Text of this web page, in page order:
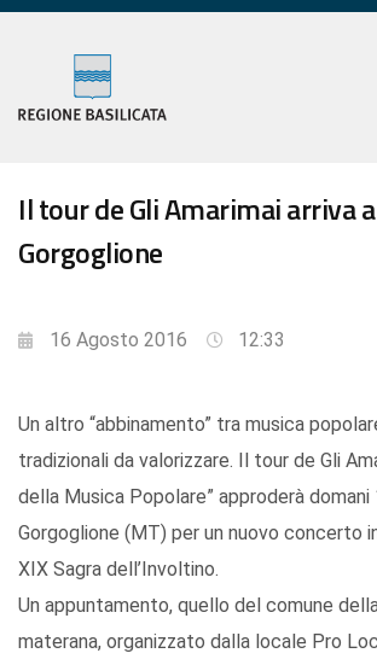
Il tour de Gli Amarimai arriva a
Gorgoglione
16 Agosto 2016 12:33
Un altro “abbinamento” tra musica
tradizionali da valorizzare. Il tour de Gli
della Musica Popolare” approderà
Gorgoglione (MT) per un nuovo concerto
XIX Sagra dell’Involtino.
Un appuntamento, quello del comune
materana, organizzato dalla locale Pro